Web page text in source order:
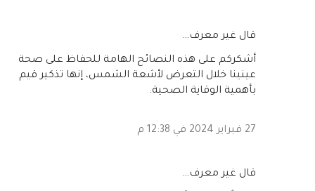
‏قال غير معرف…
أشكركم على هذه النصائح الهامة للحفاظ على صحة
عينينا خلال التعرض لأشعة الشمس، إنها تذكير قيم
بأهمية الوقاية الصحية.
27 فبراير 2024 في 12:38 م
‏قال غير معرف…